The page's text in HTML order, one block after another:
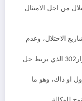
من اجل الامتثال
الاحتلال، وعدم
التفويض الممنوح للوكالة وبعيدا عن نص القرار302 الذي يربط حل
او ذاك، وهو ما